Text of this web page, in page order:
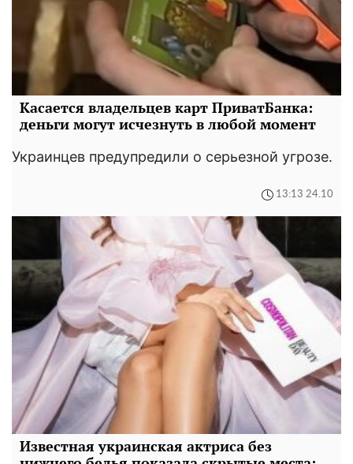
Касается владельцев карт ПриватБанка:
деньги могут исчезнуть в любой момент
Украинцев предупредили о серьезной угрозе.
13:13 24.10
Известная украинская актриса без